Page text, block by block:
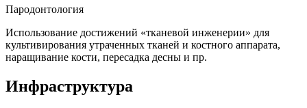
Пародонтология
Использование достижений «тканевой инженерии» для
культивирования утраченных тканей и костного аппарата,
наращивание кости, пересадка десны и пр.
Инфраструктура